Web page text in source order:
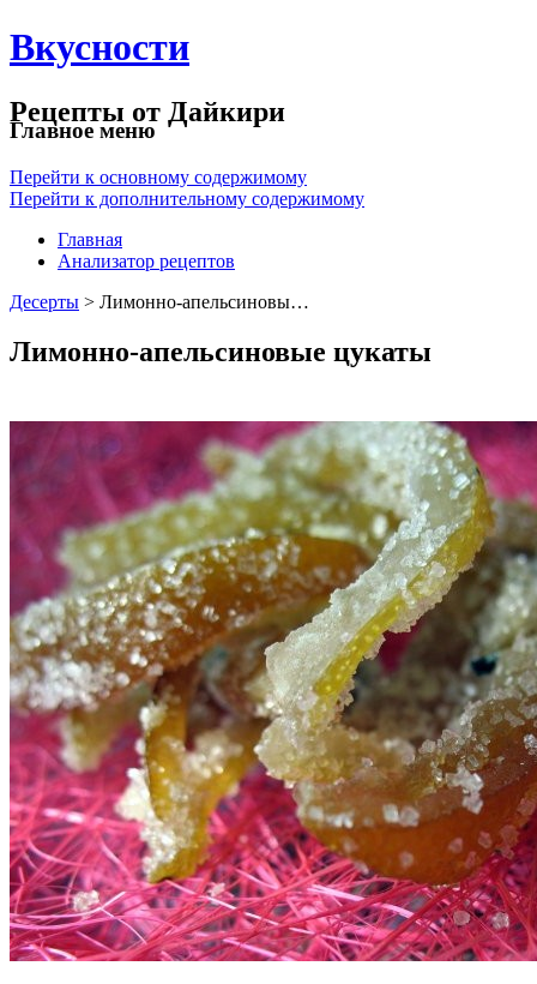
Вкусности
Рецепты от Дайкири
Главное меню
Перейти к основному содержимому
Перейти к дополнительному содержимому
Главная
Анализатор рецептов
Десерты > Лимонно-апельсиновы…
Лимонно-апельсиновые цукаты